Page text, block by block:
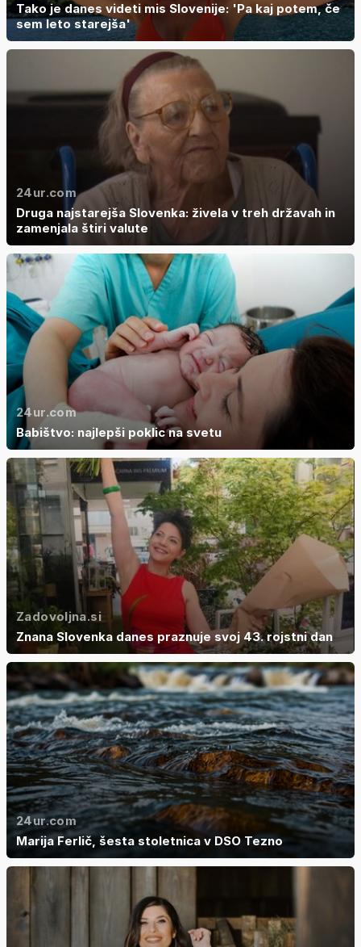
Tako je danes videti mis Slovenije: 'Pa kaj potem, če
sem leto starejša'
24ur.com
Druga najstarejša Slovenka: živela v treh državah in
zamenjala štiri valute
24ur.com
Babištvo: najlepši poklic na svetu
Zadovoljna.si
Znana Slovenka danes praznuje svoj 43. rojstni dan
24ur.com
Marija Ferlič, šesta stoletnica v DSO Tezno